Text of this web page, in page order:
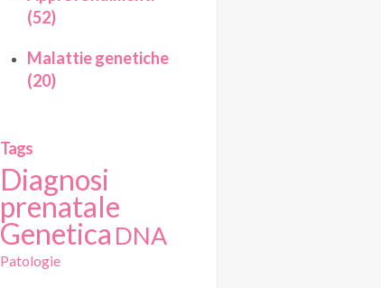
(52)
Malattie genetiche
(20)
Tags
Diagnosi
prenatale
Genetica DNA
Patologie